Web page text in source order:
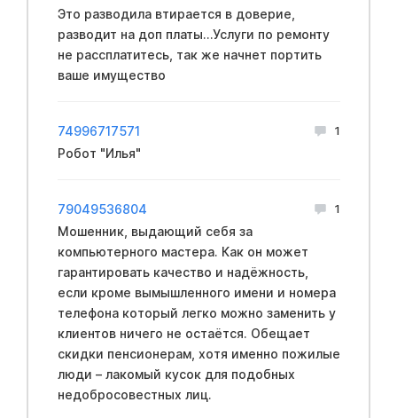
Это разводила втирается в доверие,
разводит на доп платы...Услуги по ремонту
не рассплатитесь, так же начнет портить
ваше имущество
74996717571 1
Робот "Илья"
79049536804 1
Мошенник, выдающий себя за
компьютерного мастера. Как он может
гарантировать качество и надёжность,
если кроме вымышленного имени и номера
телефона который легко можно заменить у
клиентов ничего не остаётся. Обещает
скидки пенсионерам, хотя именно пожилые
люди – лакомый кусок для подобных
недобросовестных лиц.